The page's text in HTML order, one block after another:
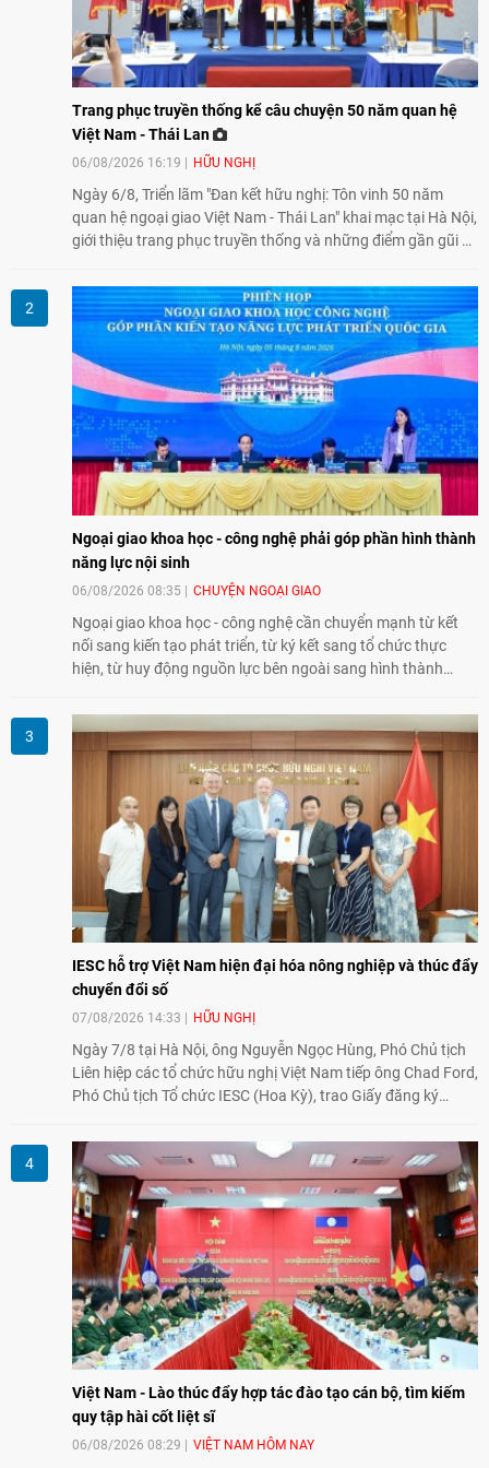
Trang phục truyền thống kể câu chuyện 50 năm quan hệ
Việt Nam - Thái Lan
06/08/2026 16:19 HỮU NGHỊ
Ngày 6/8, Triển lãm "Đan kết hữu nghị: Tôn vinh 50 năm
quan hệ ngoại giao Việt Nam - Thái Lan" khai mạc tại Hà Nội,
giới thiệu trang phục truyền thống và những điểm gần gũi về
giao lưu nhân dân trong chặng đường nửa thế kỷ quan hệ
song phương.
Ngoại giao khoa học - công nghệ phải góp phần hình thành
năng lực nội sinh
06/08/2026 08:35 CHUYỆN NGOẠI GIAO
Ngoại giao khoa học - công nghệ cần chuyển mạnh từ kết
nối sang kiến tạo phát triển, từ ký kết sang tổ chức thực
hiện, từ huy động nguồn lực bên ngoài sang hình thành
nghệ, đổi mới sáng tạo và chuyển đổi số trở thành động lực
phát triển đất nước.
IESC hỗ trợ Việt Nam hiện đại hóa nông nghiệp và thúc đẩy
chuyển đổi số
07/08/2026 14:33 HỮU NGHỊ
Ngày 7/8 tại Hà Nội, ông Nguyễn Ngọc Hùng, Phó Chủ tịch
Liên hiệp các tổ chức hữu nghị Việt Nam tiếp ông Chad Ford,
Phó Chủ tịch Tổ chức IESC (Hoa Kỳ), trao Giấy đăng ký
đổi về định hướng triển khai Dự án "Mở rộng Thương mại
Nông nghiệp và An toàn thực phẩm Hoa Kỳ - Việt Nam",
hướng tới thúc đẩy chuyển đổi số, hiện đại hóa nông nghiệp
và mở rộng hợp tác phát triển giữa hai nước.
Việt Nam - Lào thúc đẩy hợp tác đào tạo cán bộ, tìm kiếm
quy tập hài cốt liệt sĩ
06/08/2026 08:29 VIỆT NAM HÔM NAY